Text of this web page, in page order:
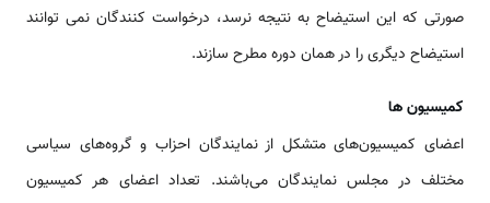
صورتی که این استیضاح به نتیجه نرسد، درخواست کنندگان نمی توانند
استیضاح دیگری را در همان دوره مطرح سازند.
کمیسیون ها
اعضای کمیسیون‌های متشکل از نمایندگان احزاب و گروه‌های سیاسی
مختلف در مجلس نمایندگان می‌باشند. تعداد اعضای هر کمیسیون